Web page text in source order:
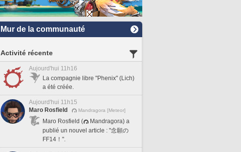
Mur de la communauté
Activité récente
Aujourd'hui 11h16
La compagnie libre "Phenix" (Lich)
a été créée.
Aujourd'hui 11h15
Maro Rosfield
Mandragora [Meteor]
Maro Rosfield (
Mandragora) a
publié un nouvel article : "念願の
FF14！".